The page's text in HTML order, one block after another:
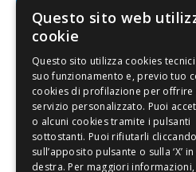
FACEBOOK
Questo sito web
cookie